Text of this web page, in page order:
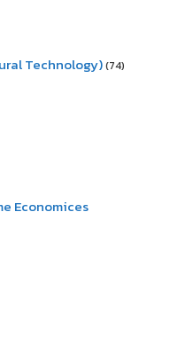
Technology)(74)
Economices